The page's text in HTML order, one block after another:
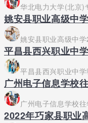
华北电力大学(北京)
姚安县职业高级中
姚安县职业高级中
平昌县西兴职业中
平昌县西兴职业中
广州电子信息学校
广州电子信息学校
2022年巧家县职业